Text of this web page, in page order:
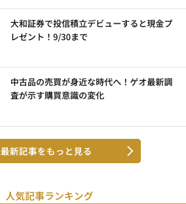
大和証券で投信積立デビューすると現金プ
レゼント！9/30まで
中古品の売買が身近な時代へ！ゲオ最新調
査が示す購買意識の変化
最新記事をもっと見る
人気記事ランキング